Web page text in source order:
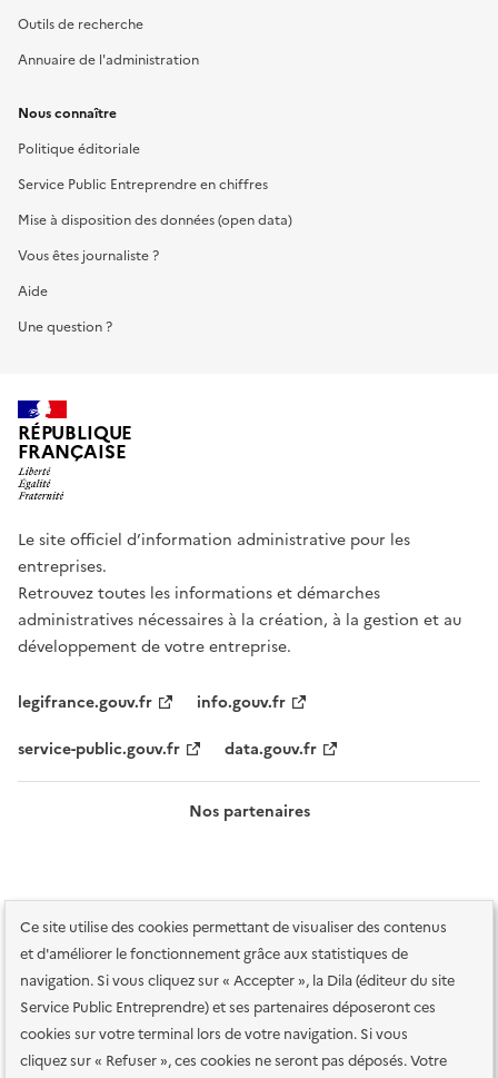
Ce site utilise des cookies permettant de visualiser des contenus
et d'améliorer le fonctionnement grâce aux statistiques de
navigation. Si vous cliquez sur « Accepter », la Dila (éditeur du site
Service Public Entreprendre) et ses partenaires déposeront ces
cookies sur votre terminal lors de votre navigation. Si vous
cliquez sur « Refuser », ces cookies ne seront pas déposés. Votre
Outils de recherche
Annuaire de l'administration
Nous connaître
Politique éditoriale
Service Public Entreprendre en chiffres
Mise à disposition des données (open data)
Vous êtes journaliste ?
Aide
Une question ?
RÉPUBLIQUE
FRANÇAISE
Le site officiel d’information administrative pour les
entreprises.
Retrouvez toutes les informations et démarches
administratives nécessaires à la création, à la gestion et au
développement de votre entreprise.
legifrance.gouv.fr
info.gouv.fr
service-public.gouv.fr
data.gouv.fr
Nos partenaires
Plan du site Accessibilité : totalement conforme
Accessibilité des
services en ligne
Mentions légales Données personnelles et sécurité